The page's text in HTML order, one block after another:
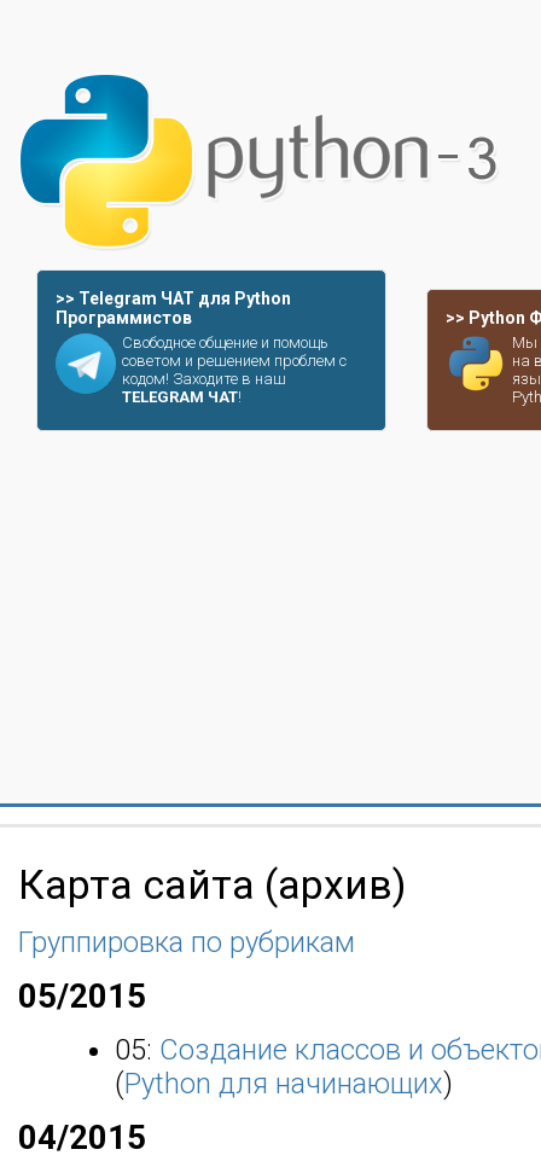
>> Telegram ЧАТ для Python
Программистов
Свободное общение и помощь
советом и решением проблем с
кодом! Заходите в наш
TELEGRAM ЧАТ!
>> Python
Мы
на
Карта сайта (архив)
Группировка по рубрикам
05/2015
05: Создание классов и
(Python для начинающих)
04/2015